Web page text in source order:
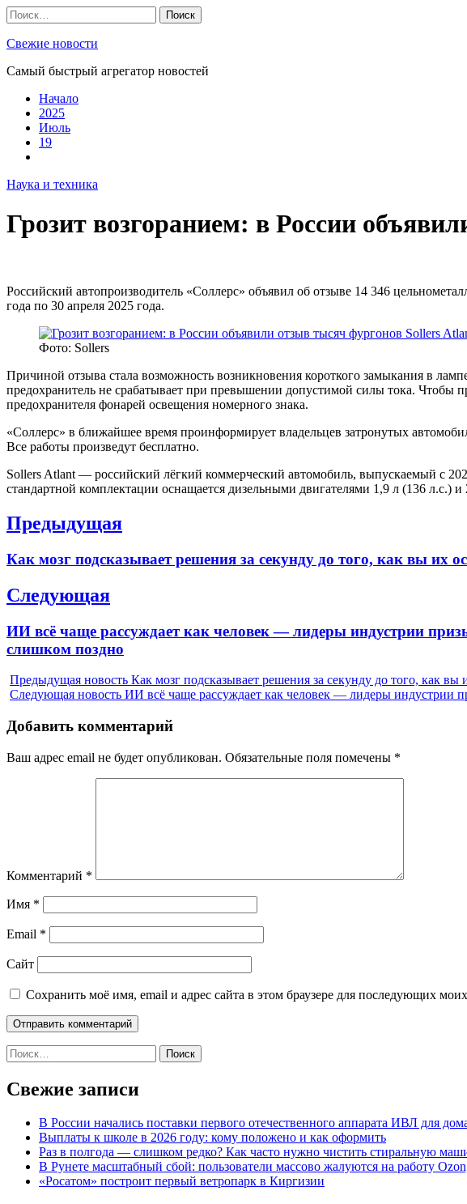
Skip
to
content
Найти:
Свежие новости
Самый быстрый агрегатор новостей
Начало
2025
Июль
19
Наука и техника
Грозит возгоранием: в России
Российский автопроизводитель «Соллерс» объявил об отзыве 14 346
года по 30 апреля 2025 года.
Фото: Sollers
Причиной отзыва стала возможность возникновения короткого замыкания в
предохранитель не срабатывает при превышении допустимой силы тока. Чтобы
предохранителя фонарей освещения номерного знака.
«Соллерс» в ближайшее время проинформирует владельцев затронутых
Все работы произведут бесплатно.
Sollers Atlant — российский лёгкий коммерческий автомобиль, выпускаемый с
стандартной комплектации оснащается дизельными двигателями 1,9 л (136 л.с.)
Навигация
записям
Предыдущая
Previous
Как мозг подсказывает решения за секунду до того, как вы их
Следующая
Next
ИИ всё чаще рассуждает как человек — лидеры индустрии
слишком поздно
Предыдущая новость Как мозг подсказывает решения за секунду до того, как вы
Следующая новость ИИ всё чаще рассуждает как человек — лидеры индустрии
Добавить комментарий
Ваш адрес email не будет опубликован. Обязательные поля помечены *
Комментарий *
Имя *
Email *
Сайт
Сохранить моё имя, email и адрес сайта в этом браузере для последующих
Найти:
Свежие записи
В России начались поставки первого отечественного аппарата ИВЛ для
Выплаты к школе в 2026 году: кому положено и как оформить
Раз в полгода — слишком редко? Как часто нужно чистить стиральную
В Рунете масштабный сбой: пользователи массово жалуются на работу
«Росатом» построит первый ветропарк в Киргизии